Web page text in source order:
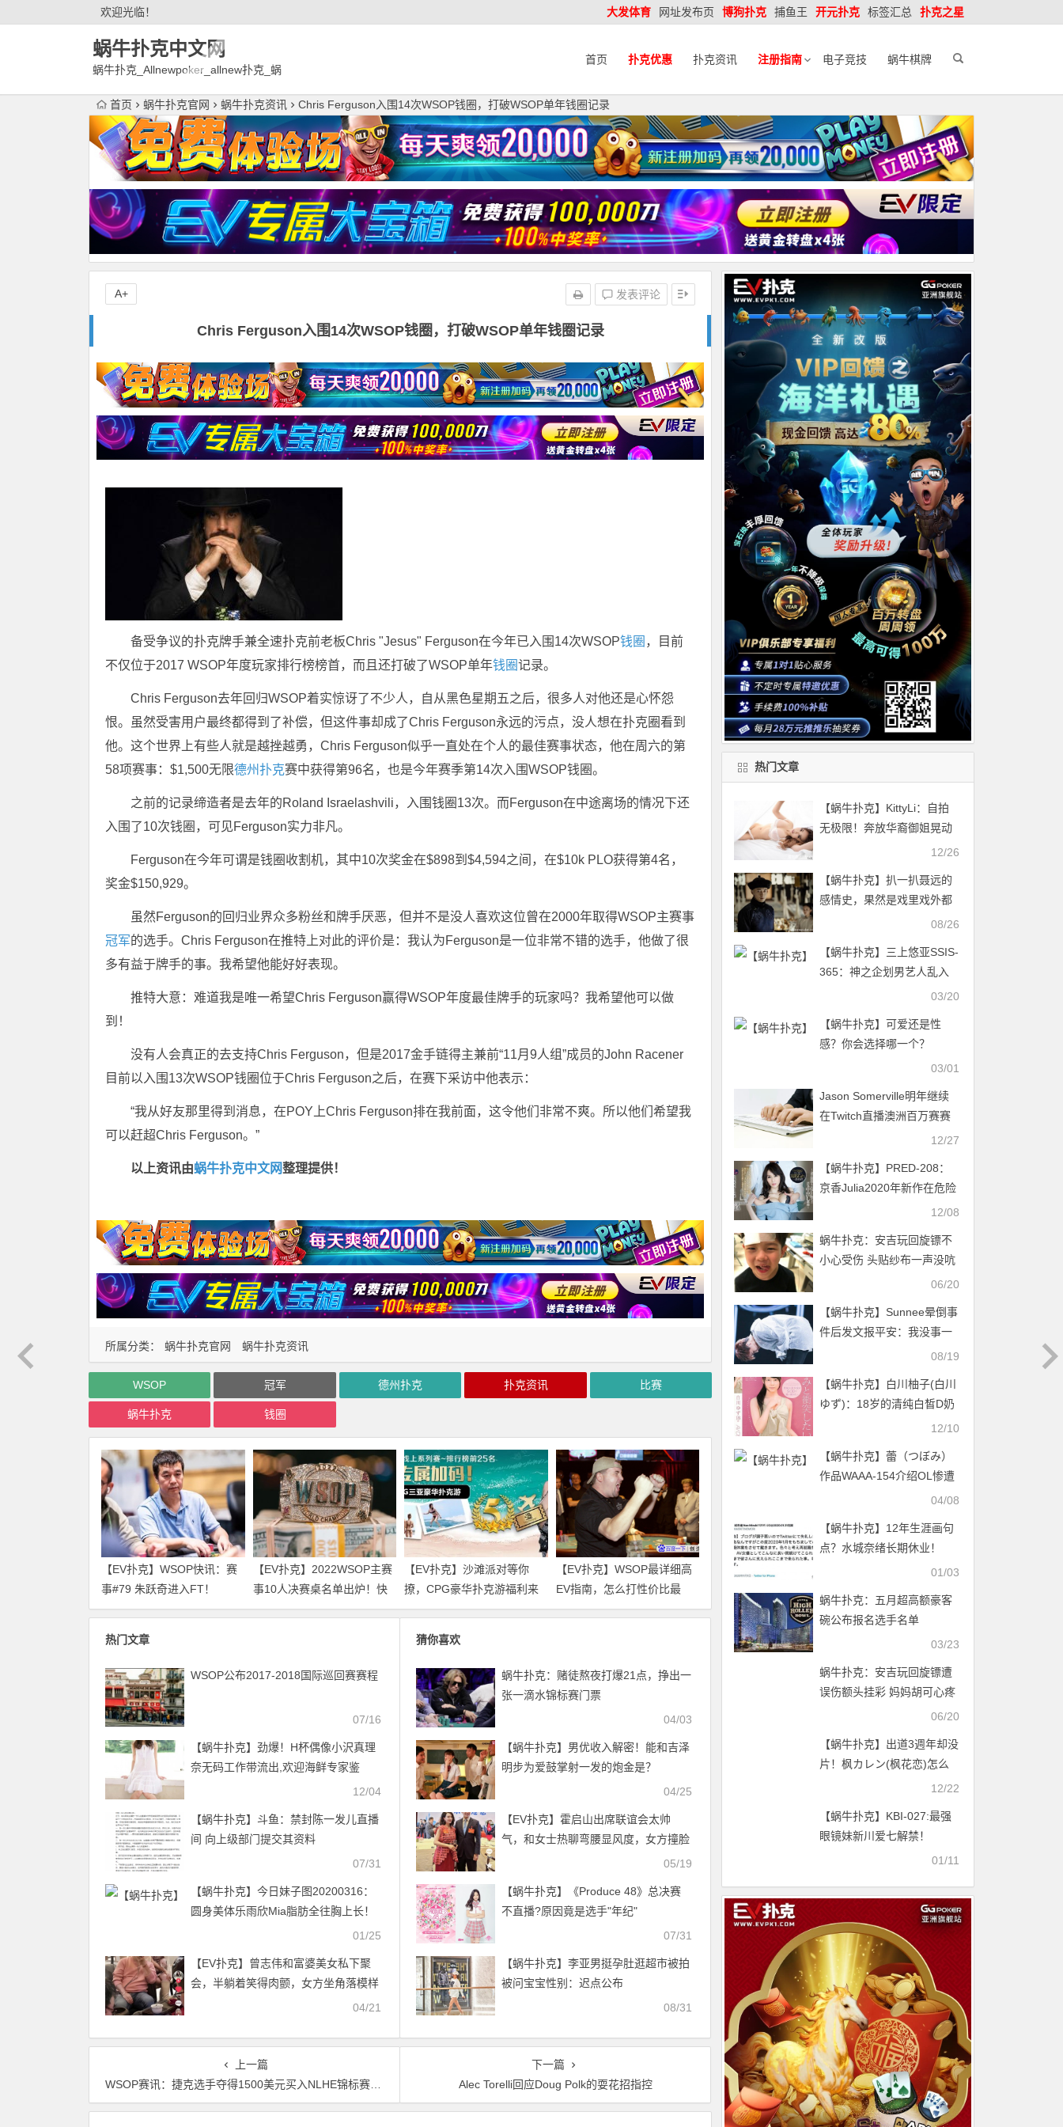
欢迎光临！ 大发体育 网址发布页 博狗扑克 捕鱼王 开元扑克 标签汇总 扑克之星
蜗牛扑克中文网
蜗牛扑克_Allnewpoker_allnew扑克_蜗
首页 扑克优惠 扑克资讯 注册指南 电子竞技 蜗牛棋牌
首页 蜗牛扑克官网 蜗牛扑克资讯 Chris Ferguson入围14次WSOP钱圈，打破WSOP单年钱圈记录
Chris Ferguson入围14次WSOP钱圈，打破WSOP单年钱圈记录
发表评论
A+
所属分类： 蜗牛扑克官网 蜗牛扑克资讯
备受争议的扑克牌手兼全速扑克前老板Chris "Jesus" Ferguson在今年已入围14次WSOP钱圈 ，目前
不仅位于2017 WSOP年度玩家排行榜榜首，而且还打破了WSOP单年钱圈记录。
Chris Ferguson去年回归WSOP着实惊讶了不少人，自从黑色星期五之后，很多人对他还是心怀怨
恨。虽然受害用户最终都得到了补偿，但这件事却成了Chris Ferguson永远的污点，没人想在扑克圈看到
他。这个世界上有些人就是越挫越勇，Chris Ferguson似乎一直处在个人的最佳赛事状态，他在周六的第
58项赛事：$1,500无限德州扑克赛中获得第96名，也是今年赛季第14次入围WSOP钱圈。
之前的记录缔造者是去年的Roland Israelashvili，入围钱圈13次。而Ferguson在中途离场的情况下还
入围了10次钱圈，可见Ferguson实力非凡。
Ferguson在今年可谓是钱圈收割机，其中10次奖金在$898到$4,594之间，在$10k PLO获得第4名，
奖金$150,929。
虽然Ferguson的回归业界众多粉丝和牌手厌恶，但并不是没人喜欢这位曾在2000年取得WSOP主赛事
冠军的选手。Chris Ferguson在推特上对此的评价是：我认为Ferguson是一位非常不错的选手，他做了很
多有益于牌手的事。我希望他能好好表现。
推特大意：难道我是唯一希望Chris Ferguson赢得WSOP年度最佳牌手的玩家吗？我希望他可以做
到！
没有人会真正的去支持Chris Ferguson，但是2017金手链得主兼前“11月9人组”成员的John Racener
目前以入围13次WSOP钱圈位于Chris Ferguson之后，在赛下采访中他表示：
“我从好友那里得到消息，在POY上Chris Ferguson排在我前面，这令他们非常不爽。所以他们希望我
可以赶超Chris Ferguson。”
以上资讯由蜗牛扑克中文网整理提供！
WSOP 冠军 德州扑克 扑克资讯 比赛
蜗牛扑克 钱圈
【EV扑克】WSOP快讯：赛
事#79 朱跃奇进入FT！
WSOP感恩庆、直通车热闹
【EV扑克】2022WSOP主赛
事10人决赛桌名单出炉！快
来围观！
【EV扑克】沙滩派对等你
撩，CPG豪华扑克游福利来
袭｜WSOP金手链免费赛天
【EV扑克】WSOP最详细高
EV指南，怎么打性价比最
高？都帮你整理好了！
热门文章
WSOP公布2017-2018国际巡回赛赛程
07/16
【蜗牛扑克】劲爆！H杯偶像小沢真理
奈无码工作带流出,欢迎海鲜专家鉴
12/04
【蜗牛扑克】斗鱼：禁封陈一发儿直播
间 向上级部门提交其资料
07/31
【蜗牛扑克】今日妹子图20200316：
圆身美体乐雨欣Mia脂肪全往胸上长！
01/25
【EV扑克】曾志伟和富婆美女私下聚
会，半躺着笑得肉颤，女方坐角落模样
04/21
猜你喜欢
蜗牛扑克：赌徒熬夜打爆21点，挣出一
张一滴水锦标赛门票
04/03
【蜗牛扑克】男优收入解密！能和吉泽
明步为爱鼓掌射一发的炮金是？
04/25
【EV扑克】霍启山出席联谊会太帅
气，和女士热聊弯腰显风度，女方撞脸
05/19
【蜗牛扑克】《Produce 48》总决赛
不直播?原因竟是选手"年纪"
07/31
【蜗牛扑克】李亚男挺孕肚逛超市被拍
被问宝宝性别：迟点公布
08/31
上一篇
WSOP赛讯：捷克选手夺得1500美元买入NLHE锦标赛冠军
下一篇
Alec Torelli回应Doug Polk的耍花招指控
热门文章
【蜗牛扑克】KittyLi：自拍
无极限！奔放华裔御姐晃动
12/26
【蜗牛扑克】扒一扒聂远的
感情史，果然是戏里戏外都
08/26
【蜗牛扑克】三上悠亚SSIS-
365：神之企划男艺人乱入
03/20
【蜗牛扑克】可爱还是性
感？你会选择哪一个？
03/01
Jason Somerville明年继续
在Twitch直播澳洲百万赛赛
12/27
【蜗牛扑克】PRED-208：
京香Julia2020年新作在危险
12/08
蜗牛扑克：安吉玩回旋镖不
小心受伤 头贴纱布一声没吭
06/20
【蜗牛扑克】Sunnee晕倒事
件后发文报平安：我没事一
08/19
【蜗牛扑克】白川柚子(白川
ゆず)：18岁的清纯白皙D奶
12/10
【蜗牛扑克】蕾（つぼみ）
作品WAAA-154介绍OL惨遭
04/08
【蜗牛扑克】12年生涯画句
点？水城奈绪长期休业！
01/03
蜗牛扑克：五月超高额豪客
碗公布报名选手名单
03/23
蜗牛扑克：安吉玩回旋镖遭
误伤额头挂彩 妈妈胡可心疼
06/20
【蜗牛扑克】出道3週年却没
片！枫カレン(枫花恋)怎么
12/22
【蜗牛扑克】KBI-027:最强
眼镜妹新川爱七解禁！
01/11